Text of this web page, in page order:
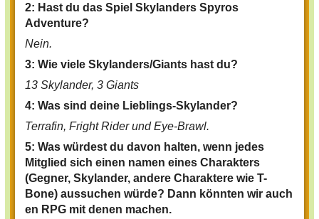
2: Hast du das Spiel Skylanders Spyros
Adventure?
Nein.
3: Wie viele Skylanders/Giants hast du?
13 Skylander, 3 Giants
4: Was sind deine Lieblings-Skylander?
Terrafin, Fright Rider und Eye-Brawl.
5: Was würdest du davon halten, wenn jedes
Mitglied sich einen namen eines Charakters
(Gegner, Skylander, andere Charaktere wie T-
Bone) aussuchen würde? Dann könnten wir auch
en RPG mit denen machen.